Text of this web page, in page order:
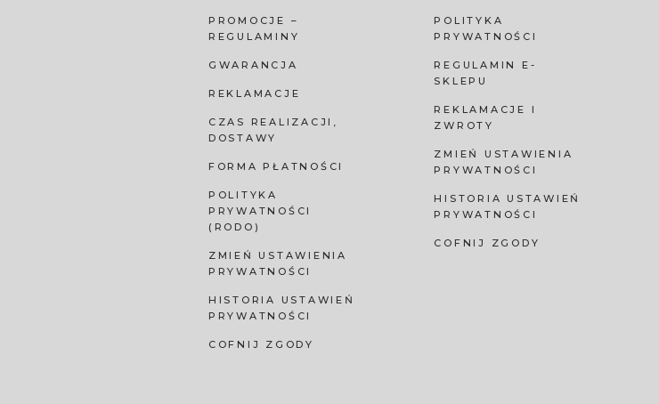
PROMOCJE –
REGULAMINY
GWARANCJA
REKLAMACJE
CZAS REALIZACJI,
DOSTAWY
FORMA PŁATNOŚCI
POLITYKA
PRYWATNOŚCI
(RODO)
ZMIEŃ USTAWIENIA
PRYWATNOŚCI
HISTORIA USTAWIEŃ
PRYWATNOŚCI
COFNIJ ZGODY
POLITYKA
PRYWATNOŚCI
REGULAMIN E-
SKLEPU
REKLAMACJE I
ZWROTY
ZMIEŃ USTAWIENIA
PRYWATNOŚCI
HISTORIA USTAWIEŃ
PRYWATNOŚCI
COFNIJ ZGODY